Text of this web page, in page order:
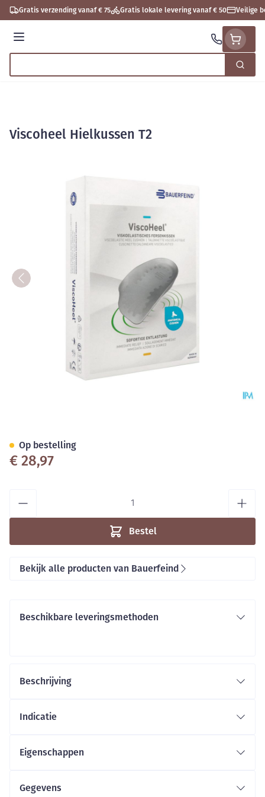
Ga naar de inhoud
Gratis verzending vanaf € 75 Gratis lokale levering vanaf € 50 Veilige
Menu
Zoek
Viscoheel Hielkussen T2
€ 28,97
Bestel
Op bestelling
Bekijk alle producten van Bauerfeind
Beschikbare leveringsmethoden
Beschrijving
Indicatie
Eigenschappen
Gegevens